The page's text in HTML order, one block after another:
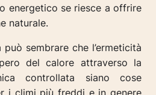
energetico se riesce a offrire
naturale.
sembrare che l’ermeticità
del calore attraverso la
controllata siano cose